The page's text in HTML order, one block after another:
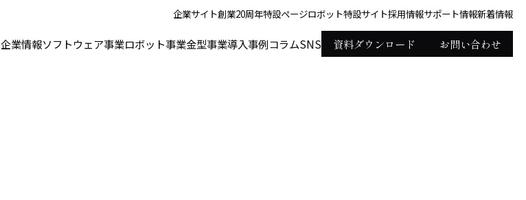
企業サイト創業20周年特設ページロボット特設サイト採用情報サポート情報新着情報
企業情報ソフトウェア事業ロボット事業金型事業導入事例コラムSNS 資料ダウンロード お問い合わせ